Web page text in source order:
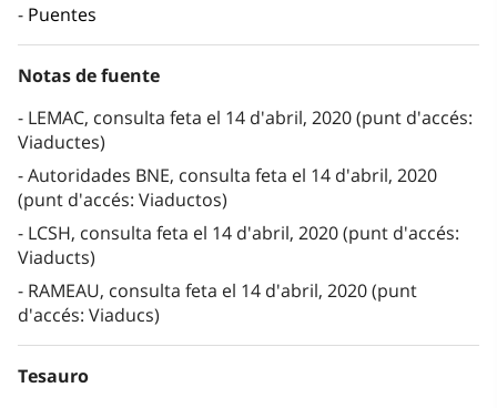
Puentes
Notas de fuente
LEMAC, consulta feta el 14 d'abril, 2020 (punt d'accés:
Viaductes)
Autoridades BNE, consulta feta el 14 d'abril, 2020
(punt d'accés: Viaductos)
LCSH, consulta feta el 14 d'abril, 2020 (punt d'accés:
Viaducts)
RAMEAU, consulta feta el 14 d'abril, 2020 (punt
d'accés: Viaducs)
Tesauro